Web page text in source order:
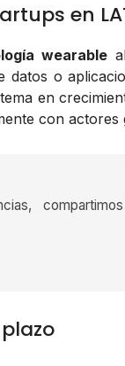
en
wearable
o
en
con actores